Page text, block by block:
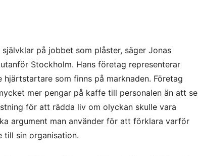
på jobbet som plåster, säger Jonas
Stockholm. Hans företag representerar
hjärtstartare som finns på marknaden. Företag
mer pengar på kaffe till personalen än att se
för att rädda liv om olyckan skulle vara
argument man använder för att förklara varför
sin organisation.